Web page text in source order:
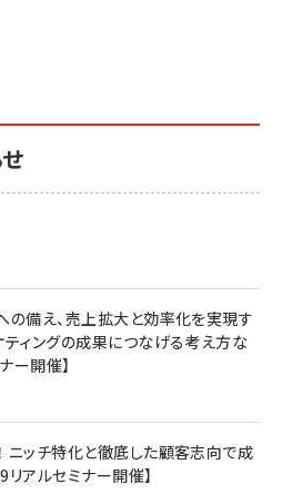
の備え、売上拡大と効率化を実現す
ティングの成果につなげる考え方な
ー開催】
ニッチ特化と徹底した顧客志向で成
アルセミナー開催】